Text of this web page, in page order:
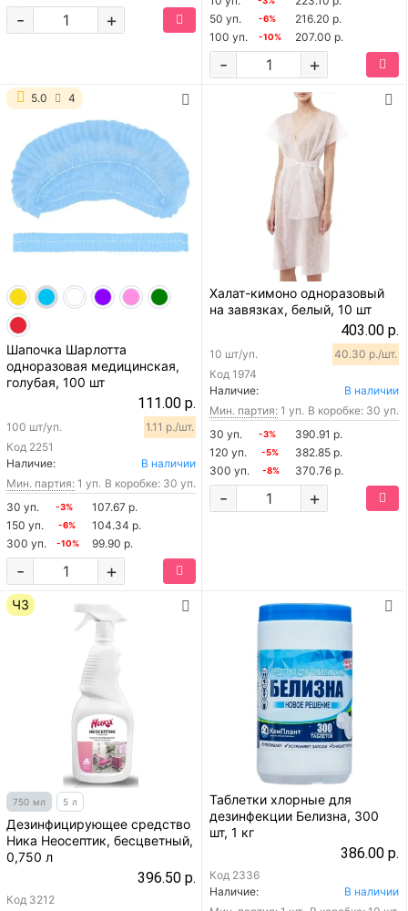
+
-
50 уп.
-6%
216.20 р.
100 уп.
-10% 207.00 р.
+
-
5.0 4
Шапочка Шарлотта
одноразовая медицинская,
голубая, 100 шт
111.00 р.
Код 2251
100 шт/уп. 1.11 р./шт.
Наличие:
В наличии
Мин. партия: 1 уп. В коробке: 30 уп.
30 уп.
-3%
107.67 р.
150 уп.
-6%
104.34 р.
300 уп.
-10% 99.90 р.
+
-
Халат-кимоно одноразовый
на завязках, белый, 10 шт
403.00 р.
Код 1974
10 шт/уп. 40.30 р./шт.
Наличие:
В наличии
Мин. партия: 1 уп. В коробке: 30 уп.
30 уп.
-3%
390.91 р.
120 уп.
-5%
382.85 р.
300 уп.
-8% 370.76 р.
+
-
ЧЗ
750 мл 5 л
Дезинфицирующее средство
Ника Неосептик, бесцветный,
0,750 л
396.50 р.
Код 3212
Таблетки хлорные для
дезинфекции Белизна, 300
шт, 1 кг
386.00 р.
Код 2336
Наличие:
В наличии